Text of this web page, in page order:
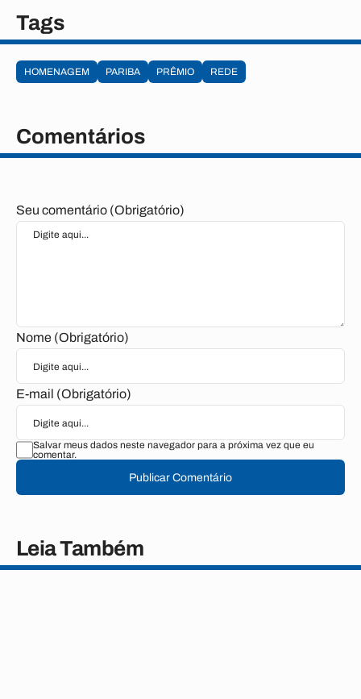
Tags
HOMENAGEM PARIBA PRÊMIO REDE
Comentários
Seu comentário (Obrigatório)
Nome (Obrigatório)
E-mail (Obrigatório)
Salvar meus dados neste navegador para a próxima vez que eu
comentar.
Publicar Comentário
Leia Também